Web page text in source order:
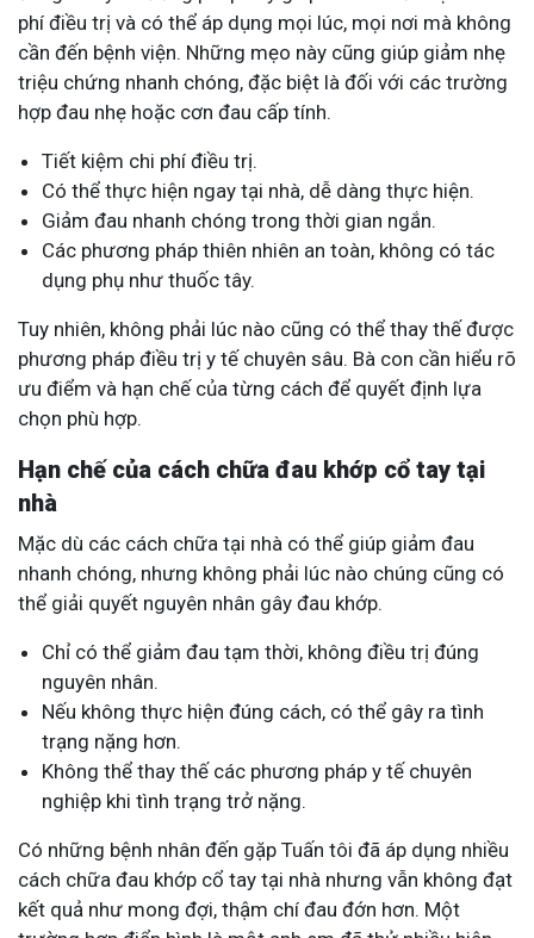
phí điều trị và có thể áp dụng mọi lúc, mọi nơi mà không
cần đến bệnh viện. Những mẹo này cũng giúp giảm nhẹ
triệu chứng nhanh chóng, đặc biệt là đối với các trường
hợp đau nhẹ hoặc cơn đau cấp tính.
Tiết kiệm chi phí điều trị.
Có thể thực hiện ngay tại nhà, dễ dàng thực hiện.
Giảm đau nhanh chóng trong thời gian ngắn.
Các phương pháp thiên nhiên an toàn, không có tác
dụng phụ như thuốc tây.
Tuy nhiên, không phải lúc nào cũng có thể thay thế được
phương pháp điều trị y tế chuyên sâu. Bà con cần hiểu rõ
ưu điểm và hạn chế của từng cách để quyết định lựa
chọn phù hợp.
Hạn chế của cách chữa đau khớp cổ tay tại
nhà
Mặc dù các cách chữa tại nhà có thể giúp giảm đau
nhanh chóng, nhưng không phải lúc nào chúng cũng có
thể giải quyết nguyên nhân gây đau khớp.
Chỉ có thể giảm đau tạm thời, không điều trị đúng
nguyên nhân.
Nếu không thực hiện đúng cách, có thể gây ra tình
trạng nặng hơn.
Không thể thay thế các phương pháp y tế chuyên
nghiệp khi tình trạng trở nặng.
Có những bệnh nhân đến gặp Tuấn tôi đã áp dụng nhiều
cách chữa đau khớp cổ tay tại nhà nhưng vẫn không đạt
kết quả như mong đợi, thậm chí đau đớn hơn. Một